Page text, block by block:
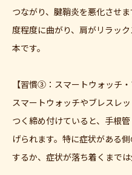
つながり、腱鞘炎を悪化させ
度程度に曲がり、肩がリラッ
本です。
【習慣③：スマートウォッチ
スマートウォッチやブレスレ
つく締め付けていると、手根
げられます。特に症状がある
するか、症状が落ち着くまでは